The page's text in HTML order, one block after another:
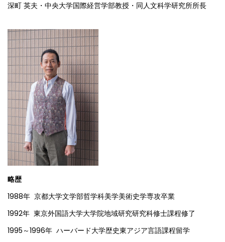
深町 英夫・中央大学国際経営学部教授・同人文科学研究所所長
略歴
1988年 京都大学文学部哲学科美学美術史学専攻卒業
1992年 東京外国語大学大学院地域研究研究科修士課程修了
1995～1996年 ハーバード大学歴史東アジア言語課程留学